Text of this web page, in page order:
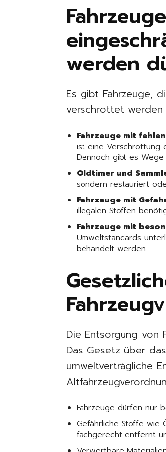
werden
Es gibt Fahrzeuge,
verschrottet werden
Fahrzeuge mit
ist eine Verschrottung
Dennoch gibt es
Oldtimer und
sondern restauriert
Fahrzeuge mit
illegalen Stoffen
Fahrzeuge mit
Umweltstandards
behandelt werden.
Die Entsorgung von
Das Gesetz über
umweltverträgliche
Fahrzeuge dürfen nur
Gefährliche Stoffe wie
fachgerecht entfernt